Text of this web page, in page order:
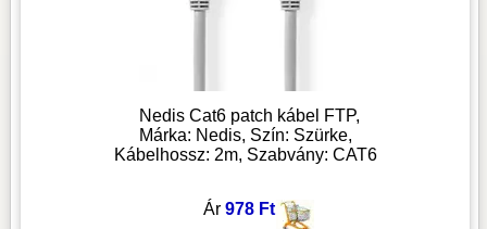
Nedis Cat6 patch kábel FTP,
Márka: Nedis, Szín: Szürke,
Kábelhossz: 2m, Szabvány: CAT6
Ár 978 Ft